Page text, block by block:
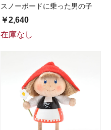
スノーボードに乗った男の子
￥2,640
在庫なし